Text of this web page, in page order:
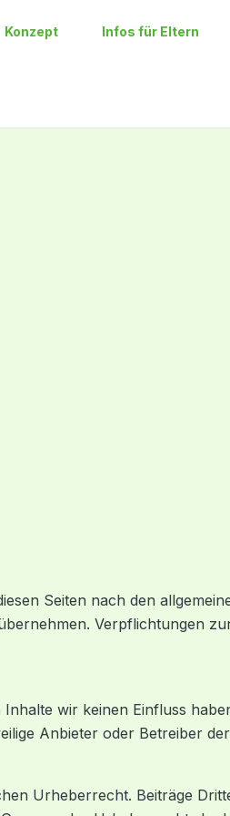
Konzept Infos für Eltern
Seiten nach den
Verpflichtungen
wir keinen Einfluss
Anbieter oder Betreiber
Urheberrecht. Beiträge